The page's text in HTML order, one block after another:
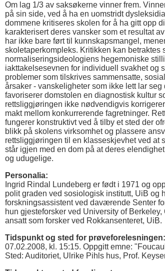
Om lag 1/3 av saksøkerne vinner frem.
på sin side, ved å ha en uomstridt
dommene kritiseres skolen for å ha gitt opp
karakterisert deres vansker som et resultat
har ikke bare ført til kunnskapsmangel,
skoletaperkompleks. Kritikken kan betraktes
normaliseringsideologiens hegemoniske
iakttakelsesevnen for individuell svakhet og
problemer som tilskrives sammensatte,
årsaker - vanskeligheter som ikke lett lar
favoriserer domstolen en diagnostisk kultur
rettsliggjøringen ikke nødvendigvis
makt mellom konkurrerende fagretninger.
fungerer konstruktivt ved å tilby et sted der
blikk på skolens virksomhet og plassere
rettsliggjøringen til en klasseskjevhet ved at
står igjen med en dom på at deres
og udugelige.
Personalia:
Ingrid Rindal Lundeberg er født i 1971 og
polit graden ved sosiologisk institutt, UiB og
forskningsassistent ved daværende Senter
hun gjesteforsker ved University of
ansatt som forsker ved Rokkansenteret, UiB.
Tidspunkt og sted for prøveforelesningen:
07.02.2008, kl. 15:15. Oppgitt emne:
Sted: Auditoriet, Ulrike Pihls hus, Prof.